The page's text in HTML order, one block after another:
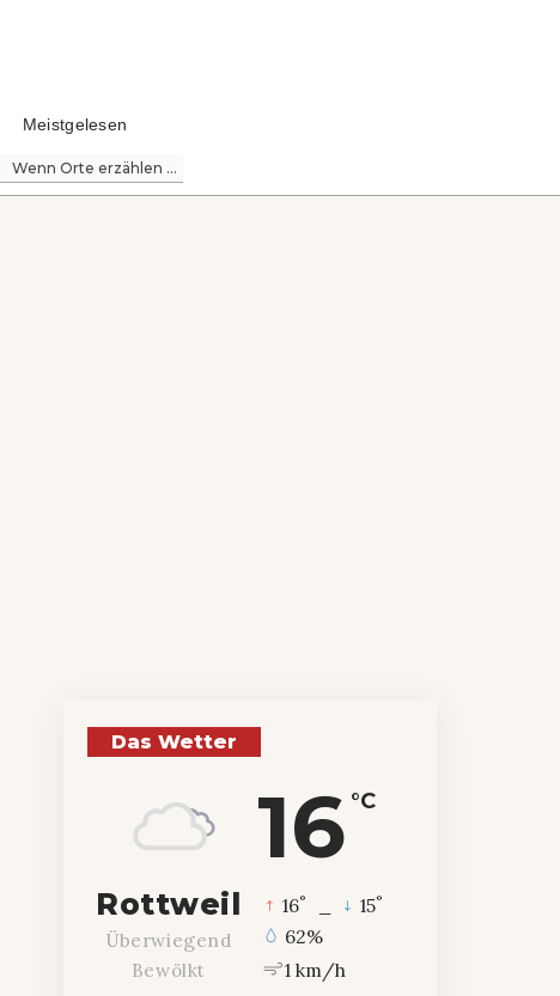
Meistgelesen
Wenn Orte erzählen ...
Das Wetter
16 °C
Rottweil
Überwiegend
Bewölkt
16° 15°
62%
1 km/h